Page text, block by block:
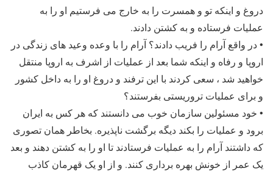
دروغ و اینکه تو و همسرت را به خارج می فرستیم او را به
عملیات فرستاده و به کشتن دادند.
• در واقع آرام را فریب دادند؟ آرام را با وعده وعید های زندگی در
اروپا و رفاه و اینکه شما بعد از عملیات از اشرف به اروپا منتقل
خواهید شد ، سعی کردند با این ترفند و دروغ او را به داخل کشور
و برای عملیات تروریستی بفرستند؟
• خود مسئولین سازمان خوب می دانستند که هر کس به ایران
برود و عملیات را بکند دیگه برگشت ناپذیره. بخاطر همان تصوری
که داشتند آرام را به عملیات فرستادند تا او را به کشتن دهند و بعد
یک عمر از خونش بهره برداری کنند. و از او یک قهرمان کاذب